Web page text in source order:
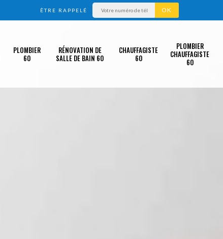
ÊTRE RAPPELÉ
PLOMBIER
60
RÉNOVATION DE
SALLE DE BAIN 60
CHAUFFAGISTE
60
PLOMBIER
CHAUFFAGISTE
60